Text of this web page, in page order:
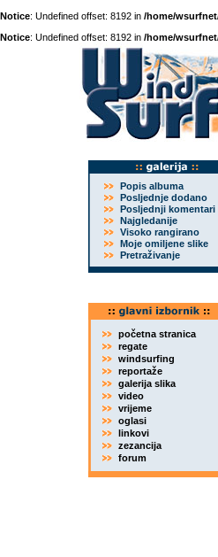
Notice: Undefined offset: 8192 in /home/
Notice: Undefined offset: 8192 in /home/
Popis albuma
Posljednje dodano
Posljednji komentari
Najgledanije
Visoko rangirano
Moje omiljene slike
Pretraživanje
početna stranica
regate
windsurfing
reportaže
galerija slika
video
vrijeme
oglasi
linkovi
zezancija
forum